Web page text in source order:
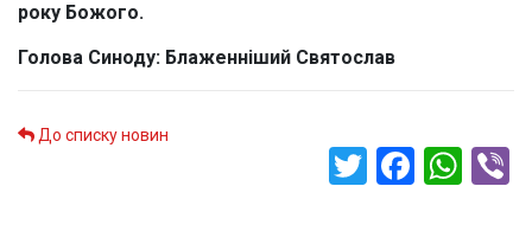
року Божого.
Голова Синоду: Блаженніший Святослав
До списку новин
Twitter